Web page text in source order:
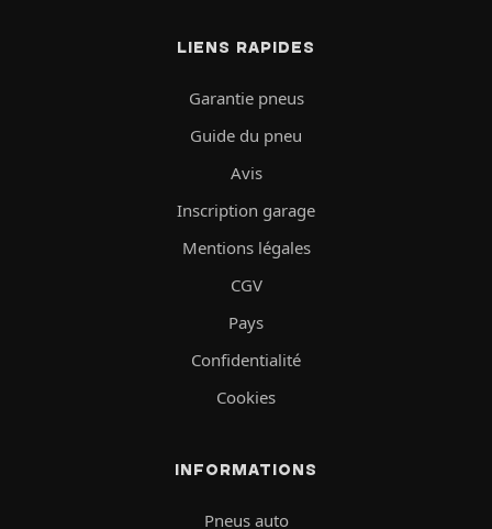
LIENS RAPIDES
Garantie pneus
Guide du pneu
Avis
Inscription garage
Mentions légales
CGV
Pays
Confidentialité
Cookies
INFORMATIONS
Pneus auto